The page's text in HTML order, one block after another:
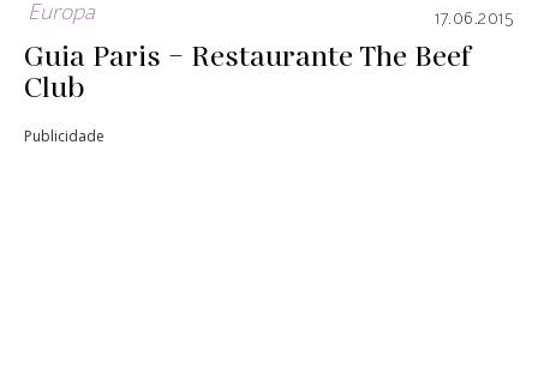
Europa 17.06.2015
Guia Paris – Restaurante The Beef
Club
Publicidade